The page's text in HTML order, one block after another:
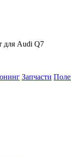
для Audi Q7
Запчасти